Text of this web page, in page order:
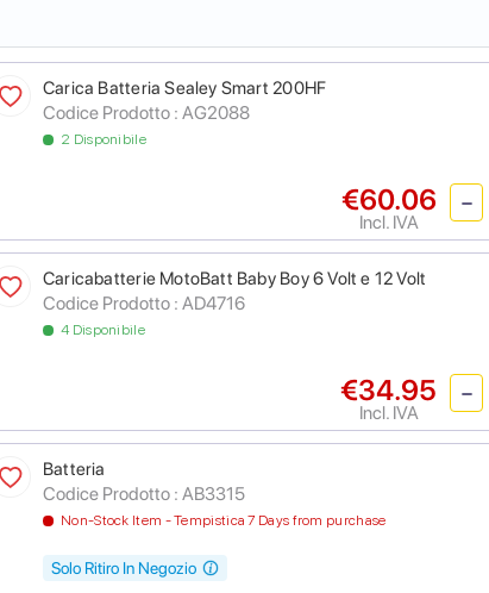
Carica Batteria Sealey Smart 200HF
Codice Prodotto : AG2088
2 Disponibile
€60.06
Incl. IVA
Caricabatterie MotoBatt Baby Boy 6 Volt e 12 Volt
Codice Prodotto : AD4716
4 Disponibile
€34.95
Incl. IVA
Batteria
Codice Prodotto : AB3315
Non-Stock Item - Tempistica 7 Days from purchase
Solo Ritiro In Negozio